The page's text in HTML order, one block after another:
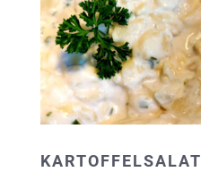
KARTOFFELSALAT